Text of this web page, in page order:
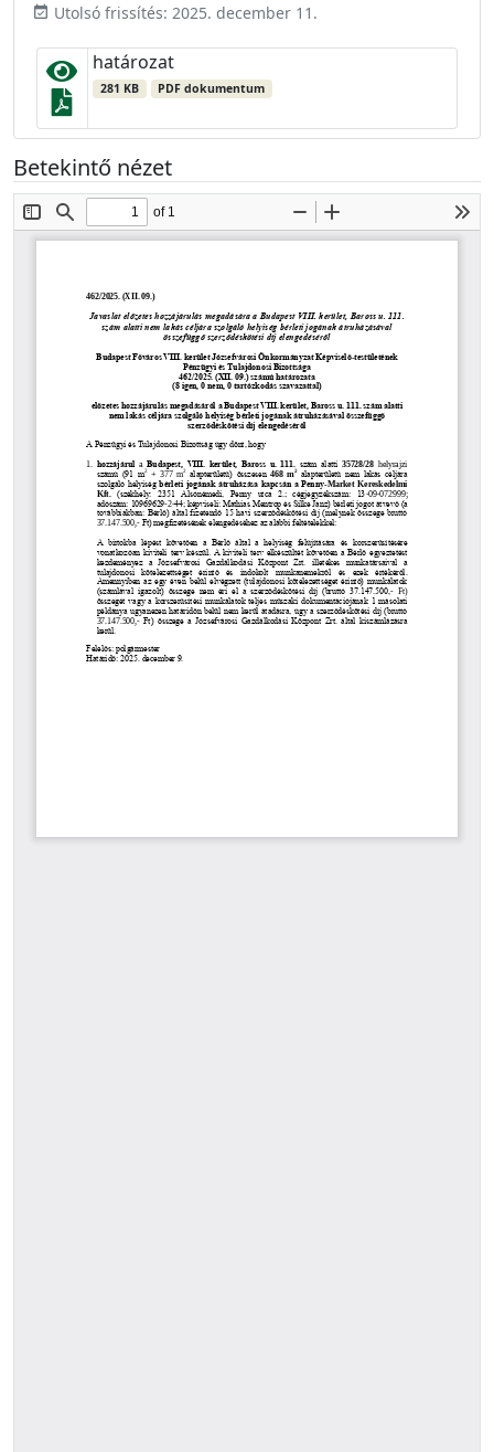
event_available Utolsó frissítés: 2025. december 11.
határozat
281 KB PDF dokumentum
Betekintő nézet